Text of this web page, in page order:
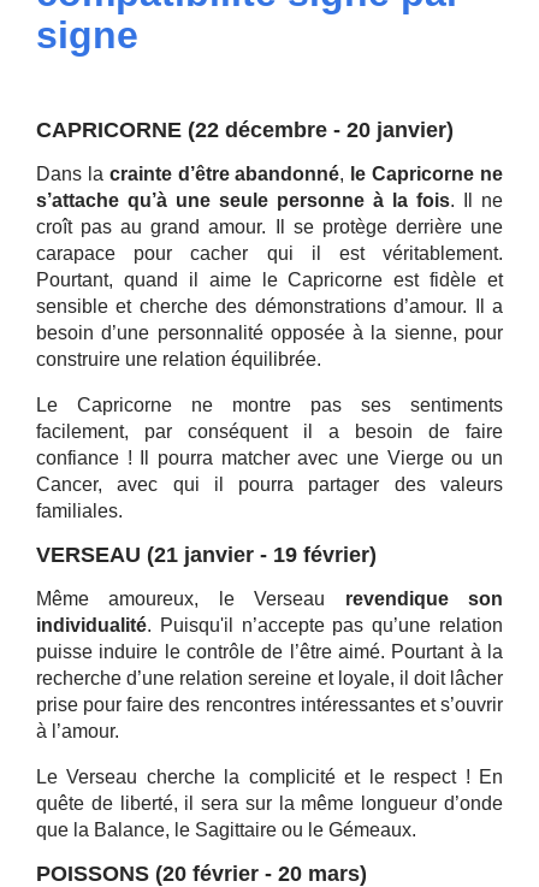
signe
CAPRICORNE (22 décembre - 20 janvier)
Dans la crainte d’être abandonné, le Capricorne ne
s’attache qu’à une seule personne à la fois. Il ne
croît pas au grand amour. Il se protège derrière une
carapace pour cacher qui il est véritablement.
Pourtant, quand il aime le Capricorne est fidèle et
sensible et cherche des démonstrations d’amour. Il a
besoin d’une personnalité opposée à la sienne, pour
construire une relation équilibrée.
Le Capricorne ne montre pas ses sentiments
facilement, par conséquent il a besoin de faire
confiance ! Il pourra matcher avec une Vierge ou un
Cancer, avec qui il pourra partager des valeurs
familiales.
VERSEAU (21 janvier - 19 février)
Même amoureux, le Verseau revendique son
individualité. Puisqu'il n’accepte pas qu’une relation
puisse induire le contrôle de l’être aimé. Pourtant à la
recherche d’une relation sereine et loyale, il doit lâcher
prise pour faire des rencontres intéressantes et s’ouvrir
à l’amour.
Le Verseau cherche la complicité et le respect ! En
quête de liberté, il sera sur la même longueur d’onde
que la Balance, le Sagittaire ou le Gémeaux.
POISSONS (20 février - 20 mars)